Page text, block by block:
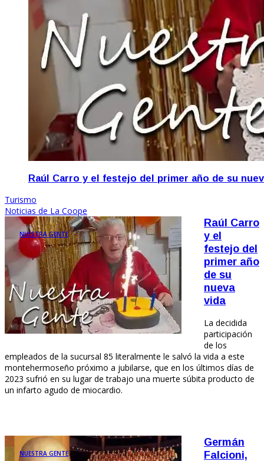
Raúl Carro y el festejo del primer año de su
Turismo
Noticias de La Coope
NUESTRA GENTE
Raúl Carro
y el
festejo del
primer año
de su
nueva
vida
La decidida
participación
de los
empleados de la sucursal 85 literalmente le salvó la vida a este
montehermoseño próximo a jubilarse, que en los últimos días de
2023 sufrió en su lugar de trabajo una muerte súbita producto de
un infarto agudo de miocardio.
NUESTRA GENTE
Germán
Falcioni,